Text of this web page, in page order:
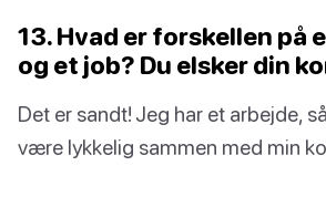
13. Hvad er forskellen på
og et job? Du elsker din
Det er sandt! Jeg har et arbejde,
være lykkelig sammen med min